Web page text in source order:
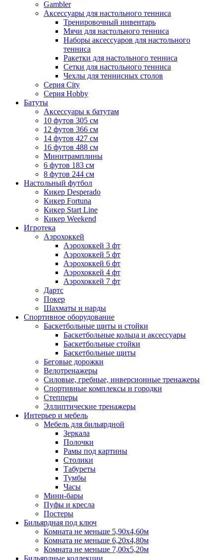
Gambler
Аксессуары для настольного тенниса
Тренировочный инвентарь
Мячи для настольного тенниса
Наборы аксессуаров для настольного
тенниса
Ракетки для настольного тенниса
Сетки для настольного тенниса
Чехлы для теннисных столов
Серия City
Серия Hobby
Батуты
Аксессуары к батутам
10 футов 305 см
12 футов 366 см
14 футов 427 см
16 футов 488 см
Минитрамплины
6 футов 183 см
8 футов 244 см
Настольный футбол
Кикер Desperado
Кикер Fortuna
Кикер Start Line
Кикер Weekend
Игротека
Аэрохоккей
Аэрохоккей 3 фт
Аэрохоккей 5 фт
Аэрохоккей 6 фт
Аэрохоккей 4 фт
Аэрохоккей 7 фт
Дартс
Покер
Шахматы и нарды
Спортивное оборудование
Баскетбольные щиты и стойки
Баскетбольные кольца и аксессуары
Баскетбольные стойки
Баскетбольные щиты
Беговые дорожки
Велотренажеры
Силовые, гребные, инверсионные тренажеры
Спортивные комплексы и городки
Степперы
Эллиптические тренажеры
Интерьер и мебель
Мебель для бильярдной
Зеркала
Полочки
Рамы под картины
Столики
Табуреты
Тумбы
Часы
Мини-бары
Пуфы и кресла
Постеры
Бильярдная под ключ
Комната не меньше 5,90х4,60м
Комната не меньше 6,20х4,80м
Комната не меньше 7,00х5,20м